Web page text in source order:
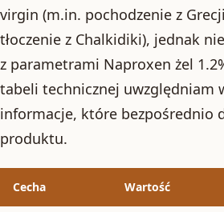
virgin (m.in. pochodzenie z
tłoczenie z Chalkidiki), jednak
z parametrami Naproxen żel
tabeli technicznej uwzględniam
informacje, które bezpośrednio
produktu.
Cecha Wartość